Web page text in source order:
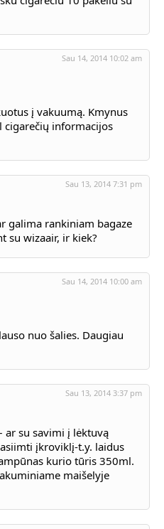
Sau 14, 2014 10:02 am
į vakuumą. Kmynus
cigarečių informacijos
Sau 13, 2014 7:31 pm
galima rankiniam bagaze
su wizaair, ir kiek?
Sau 14, 2014 10:00 am
nuo šalies. Daugiau
Sau 13, 2014 3:37 pm
ar su savimi į lėktuvą
įkroviklį-t.y. laidus
kurio tūris 350ml.
maišelyje